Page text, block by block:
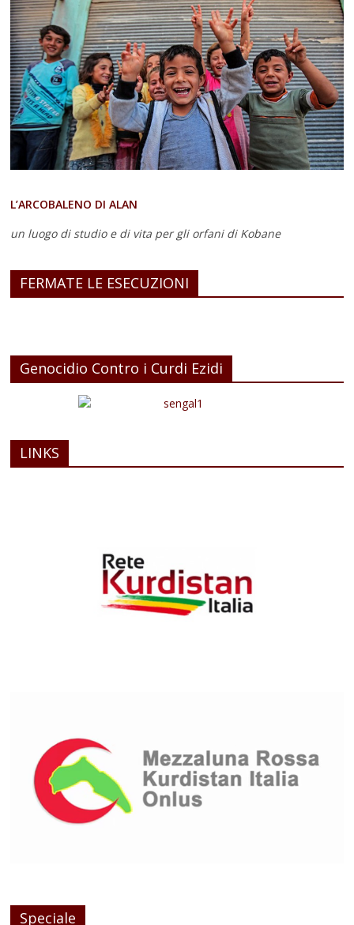
L’ARCOBALENO DI ALAN
un luogo di studio e di vita per gli orfani di Kobane
FERMATE LE ESECUZIONI
Genocidio Contro i Curdi Ezidi
LINKS
Speciale